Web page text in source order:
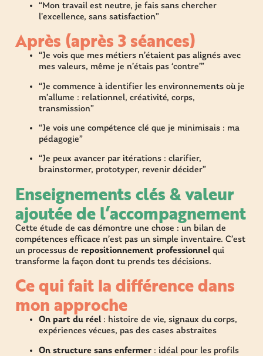
“Mon travail est neutre, je fais sans chercher
l’excellence, sans satisfaction”
Après (après 3 séances)
“Je vois que mes métiers n’étaient pas alignés avec
mes valeurs, même je n’étais pas ‘contre’”
“Je commence à identifier les environnements où je
m’allume : relationnel, créativité, corps,
transmission”
“Je vois une compétence clé que je minimisais : ma
pédagogie”
“Je peux avancer par itérations : clarifier,
brainstormer, prototyper, revenir décider”
Enseignements clés & valeur
ajoutée de l’accompagnement
Cette étude de cas démontre une chose : un bilan de
compétences efficace n’est pas un simple inventaire. C’est
un processus de repositionnement professionnel qui
transforme la façon dont tu prends tes décisions.
Ce qui fait la différence dans
mon approche
On part du réel : histoire de vie, signaux du corps,
expériences vécues, pas des cases abstraites
On structure sans enfermer : idéal pour les profils